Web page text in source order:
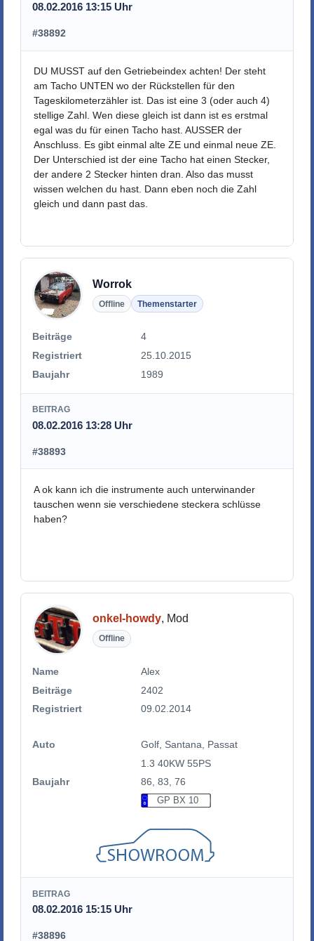
08.02.2016 13:15 Uhr
#38892
DU MUSST auf den Getriebeindex achten! Der steht
am Tacho UNTEN wo der Rückstellen für den
Tageskilometerzähler ist. Das ist eine 3 (oder auch 4)
stellige Zahl. Wen diese gleich ist dann ist es erstmal
egal was du für einen Tacho hast. AUSSER der
Anschluss. Es gibt einmal alte ZE und einmal neue ZE.
Der Unterschied ist der eine Tacho hat einen Stecker,
der andere 2 Stecker hinten dran. Also das musst
wissen welchen du hast. Dann eben noch die Zahl
gleich und dann past das.
Worrok
Offline Themenstarter
Beiträge
4
Registriert
25.10.2015
Baujahr
1989
BEITRAG
08.02.2016 13:28 Uhr
#38893
A ok kann ich die instrumente auch unterwinander
tauschen wenn sie verschiedene steckera schlüsse
haben?
onkel-howdy, Mod
Offline
Name
Alex
Beiträge
2402
Registriert
09.02.2014
Auto
Golf, Santana, Passat
1.3 40KW 55PS
Baujahr
86, 83, 76
GP BX 10
BEITRAG
08.02.2016 15:15 Uhr
#38896